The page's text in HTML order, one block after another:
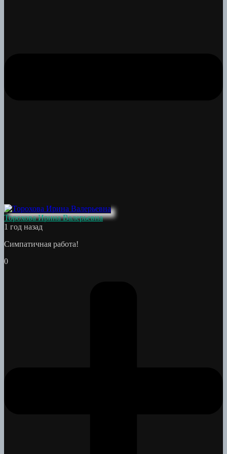
Торохова Ирина Валерьевна
1 год назад
Симпатичная работа!
0